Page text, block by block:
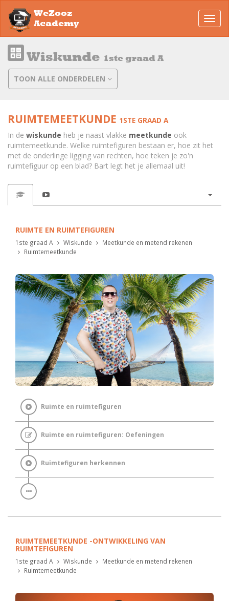
WeZooz
Academy
Wiskunde 1ste graad A
TOON ALLE ONDERDELEN
RUIMTEMEETKUNDE 1STE GRAAD A
In de wiskunde heb je naast vlakke meetkunde ook
ruimtemeetkunde. Welke ruimtefiguren bestaan er, hoe zit het
met de onderlinge ligging van rechten, hoe teken je zo'n
ruimtefiguur op een blad? Bart legt het je allemaal uit!
RUIMTE EN RUIMTEFIGUREN
1ste graad A Wiskunde
Meetkunde en metend rekenen
Ruimtemeetkunde
Ruimte en ruimtefiguren
Ruimte en ruimtefiguren: Oefeningen
Ruimtefiguren herkennen
RUIMTEMEETKUNDE -ONTWIKKELING VAN
RUIMTEFIGUREN
1ste graad A Wiskunde
Meetkunde en metend rekenen
Ruimtemeetkunde